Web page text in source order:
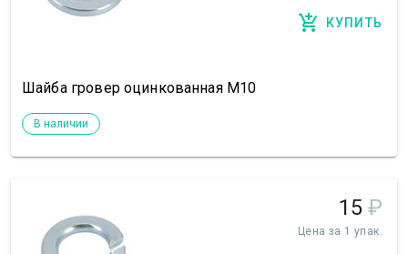
КУПИТЬ
Шайба гровер оцинкованная М10
В наличии
15 ₽
Цена за 1 упак.